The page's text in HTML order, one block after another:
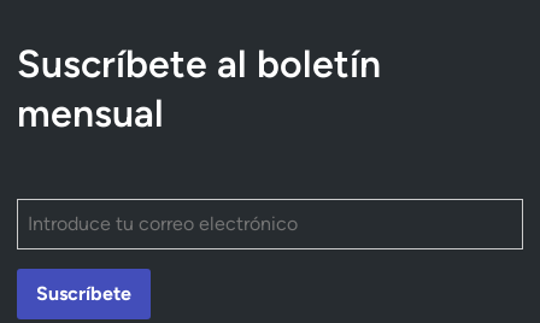
Suscríbete al boletín
mensual
Suscríbete